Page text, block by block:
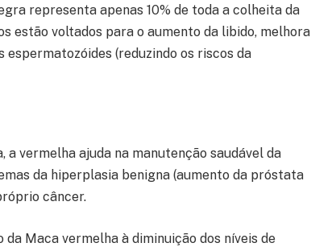
representa apenas 10% de toda a colheita da
estão voltados para o aumento da libido, melhora
(reduzindo os riscos da
a vermelha ajuda na manutenção saudável da
da hiperplasia benigna (aumento da próstata
câncer.
Maca vermelha à diminuição dos níveis de